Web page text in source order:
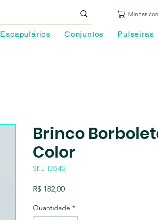
Minhas
Escapulários Conjuntos Pulseiras
Brinco
Color
SKU: 12642
R$ 182,00Preço
Quantidade *